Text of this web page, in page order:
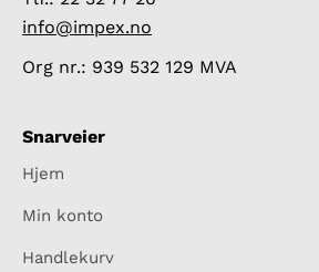
info@impex.no
Org nr.: 939 532 129 MVA
Snarveier
Hjem
Min konto
Handlekurv